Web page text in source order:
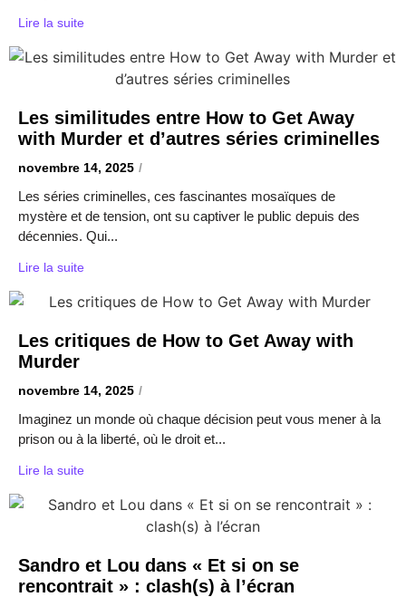
Lire la suite
Les similitudes entre How to Get Away
with Murder et d’autres séries criminelles
novembre 14, 2025 /
Les séries criminelles, ces fascinantes mosaïques de
mystère et de tension, ont su captiver le public depuis des
décennies. Qui...
Lire la suite
Les critiques de How to Get Away with
Murder
novembre 14, 2025 /
Imaginez un monde où chaque décision peut vous mener à la
prison ou à la liberté, où le droit et...
Lire la suite
Sandro et Lou dans « Et si on se
rencontrait » : clash(s) à l’écran